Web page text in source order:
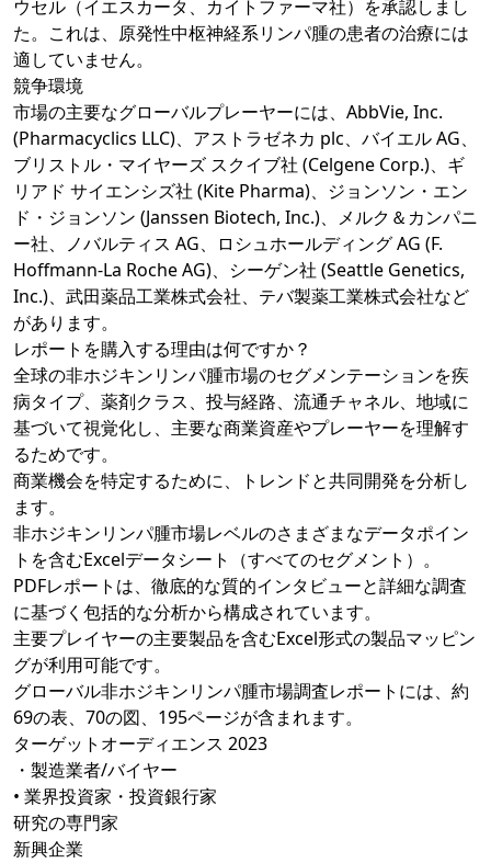
ウセル（イエスカータ、カイトファーマ社）を承認しまし
た。これは、原発性中枢神経系リンパ腫の患者の治療には
適していません。
競争環境
市場の主要なグローバルプレーヤーには、AbbVie, Inc.
(Pharmacyclics LLC)、アストラゼネカ plc、バイエル AG、
ブリストル・マイヤーズ スクイブ社 (Celgene Corp.)、ギ
リアド サイエンシズ社 (Kite Pharma)、ジョンソン・エン
ド・ジョンソン (Janssen Biotech, Inc.)、メルク＆カンパニ
ー社、ノバルティス AG、ロシュホールディング AG (F.
Hoffmann-La Roche AG)、シーゲン社 (Seattle Genetics,
Inc.)、武田薬品工業株式会社、テバ製薬工業株式会社など
があります。
レポートを購入する理由は何ですか？
全球の非ホジキンリンパ腫市場のセグメンテーションを疾
病タイプ、薬剤クラス、投与経路、流通チャネル、地域に
基づいて視覚化し、主要な商業資産やプレーヤーを理解す
るためです。
商業機会を特定するために、トレンドと共同開発を分析し
ます。
非ホジキンリンパ腫市場レベルのさまざまなデータポイン
トを含むExcelデータシート（すべてのセグメント）。
PDFレポートは、徹底的な質的インタビューと詳細な調査
に基づく包括的な分析から構成されています。
主要プレイヤーの主要製品を含むExcel形式の製品マッピン
グが利用可能です。
グローバル非ホジキンリンパ腫市場調査レポートには、約
69の表、70の図、195ページが含まれます。
ターゲットオーディエンス 2023
・製造業者/バイヤー
• 業界投資家・投資銀行家
研究の専門家
新興企業